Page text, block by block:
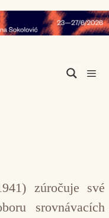
zúročuje své
srovnávacích